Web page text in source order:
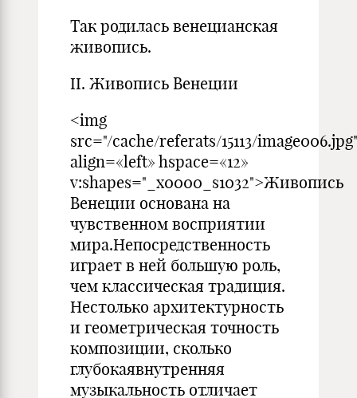
Так родилась венецианская
живопись.
II. Живопись Венеции
<img
src="/cache/referats/15113/image006.jpg"
align=«left» hspace=«12»
v:shapes="_x0000_s1032">Живопись
Венеции основана на
чувственном восприятии
мира.Непосредственность
играет в ней большую роль,
чем классическая традиция.
Нестолько архитектурность
и геометрическая точность
композиции, сколько
глубокаявнутренняя
музыкальность отличает